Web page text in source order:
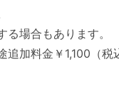
場合もあります。
加料金￥1,100（